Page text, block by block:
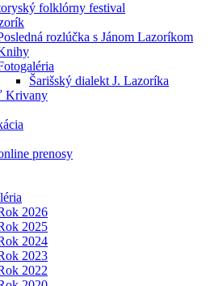
folklórny festival
rozlúčka s Jánom Lazoríkom
Šarišský dialekt J. Lazoríka
Krivany
prenosy
2026
2025
2024
2023
2022